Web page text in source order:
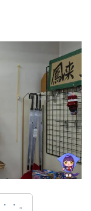
・。